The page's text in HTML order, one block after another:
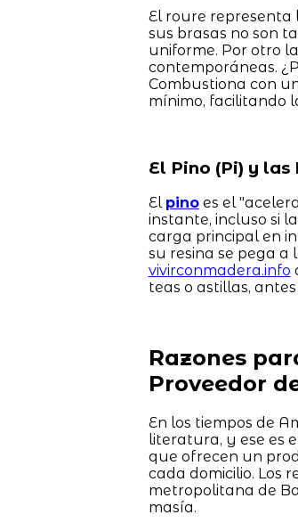
El roure representa
sus brasas no son
uniforme. Por otro
contemporáneas.
Combustiona con
mínimo, facilitando
El Pino (Pi) y
El pinoes el
instante, incluso si
carga principal en
su resina se pega a
vivirconmadera.info
teas o astillas,
Razones
Proveedor
En los tiempos de
literatura, y ese es
que ofrecen un
cada domicilio. Los
metropolitana de
masía.